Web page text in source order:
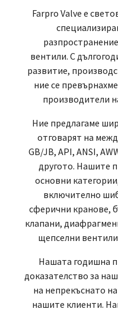
Farpro Valve е
вентили. С
развитие,
ние се
производители
Ние предлагаме
отговарят на
GB/JB, API, ANSI,
другото. Нашите
основни
включително
сферични кранове,
клапани,
щепселни
Нашата годишна
доказателство за
на непрекъснато
нашите клиенти.